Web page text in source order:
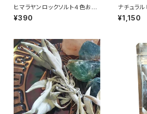
ヒマラヤンロックソルト４色お守
り
¥390
ナチュラ
ロックソルト
¥1,150